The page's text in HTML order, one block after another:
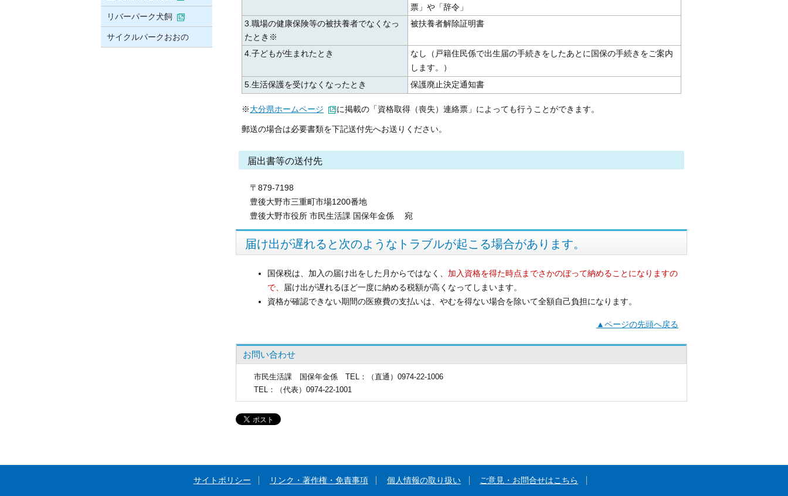
票」や「辞令」
3.職場の健康保険等の被扶養者でなくなっ
たとき※
被扶養者解除証明書
4.子どもが生まれたとき
なし（戸籍住民係で出生届の手続きをしたあとに国保の手続きをご案内
します。）
5.生活保護を受けなくなったとき
保護廃止決定通知書
※ 大分県ホームページ に掲載の「資格取得（喪失）連絡票」によっても行うことができます。
郵送の場合は必要書類を下記送付先へお送りください。
届出書等の送付先
〒879-7198
豊後大野市三重町市場1200番地
豊後大野市役所 市民生活課 国保年金係 宛
届け出が遅れると次のようなトラブルが起こる場合があります。
国保税は、加入の届け出をした月からではなく、 加入資格を得た時点までさかのぼって納めることになりますの
で、 届け出が遅れるほど一度に納める税額が高くなってしまいます。
資格が確認できない期間の医療費の支払いは、やむを得ない場合を除いて全額自己負担になります。
▲ページの先頭へ戻る
お問い合わせ
市民生活課
国保年金係 TEL：（直通）0974-22-1006
TEL ：（代表）0974-22-1001
リバーパーク犬飼
サイクルパークおおの
サイトポリシー リンク・著作権・免責事項 個人情報の取り扱い ご意見・お問合せはこちら